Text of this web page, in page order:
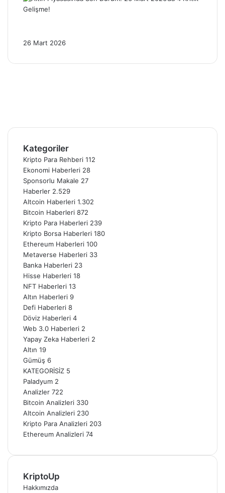
26 Mart 2026
Kategoriler
Kripto Para Rehberi 112
Ekonomi Haberleri 28
Sponsorlu Makale 27
Haberler 2.529
Altcoin Haberleri 1.302
Bitcoin Haberleri 872
Kripto Para Haberleri 239
Kripto Borsa Haberleri 180
Ethereum Haberleri 100
Metaverse Haberleri 33
Banka Haberleri 23
Hisse Haberleri 18
NFT Haberleri 13
Altın Haberleri 9
Defi Haberleri 8
Döviz Haberleri 4
Web 3.0 Haberleri 2
Yapay Zeka Haberleri 2
Altın 19
Gümüş 6
KATEGORİSİZ 5
Paladyum 2
Analizler 722
Bitcoin Analizleri 330
Altcoin Analizleri 230
Kripto Para Analizleri 203
Ethereum Analizleri 74
KriptoUp
Hakkımızda